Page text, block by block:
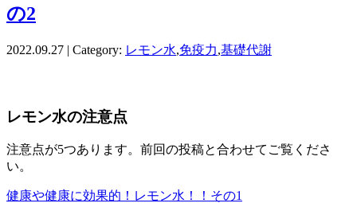
の2
2022.09.27 | Category: レモン水,免疫力,基礎代謝
レモン水の注意点
注意点が5つあります。前回の投稿と合わせてご覧くださ
い。
健康や健康に効果的！レモン水！！その1